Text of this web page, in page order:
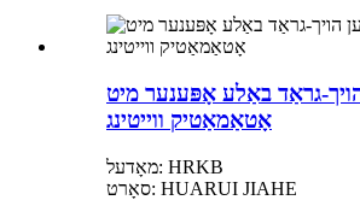
הויך-גראַד באַלע אָפּענער מיט
אָטאַמאַטיק ווייטינג
מאָדעל: HRKB
סאָרט: HUARUI JIAHE